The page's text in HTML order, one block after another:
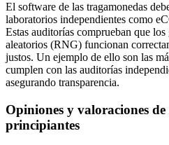
El software de las tragamonedas
laboratorios independientes como
Estas auditorías comprueban que los
aleatorios (RNG) funcionan
justos. Un ejemplo de ello son las
cumplen con las auditorías
asegurando transparencia.
Opiniones y valoraciones
principiantes